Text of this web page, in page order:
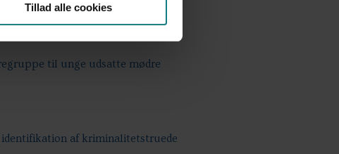
Tillad alle cookies
til unge udsatte mødre
af kriminalitetstruede